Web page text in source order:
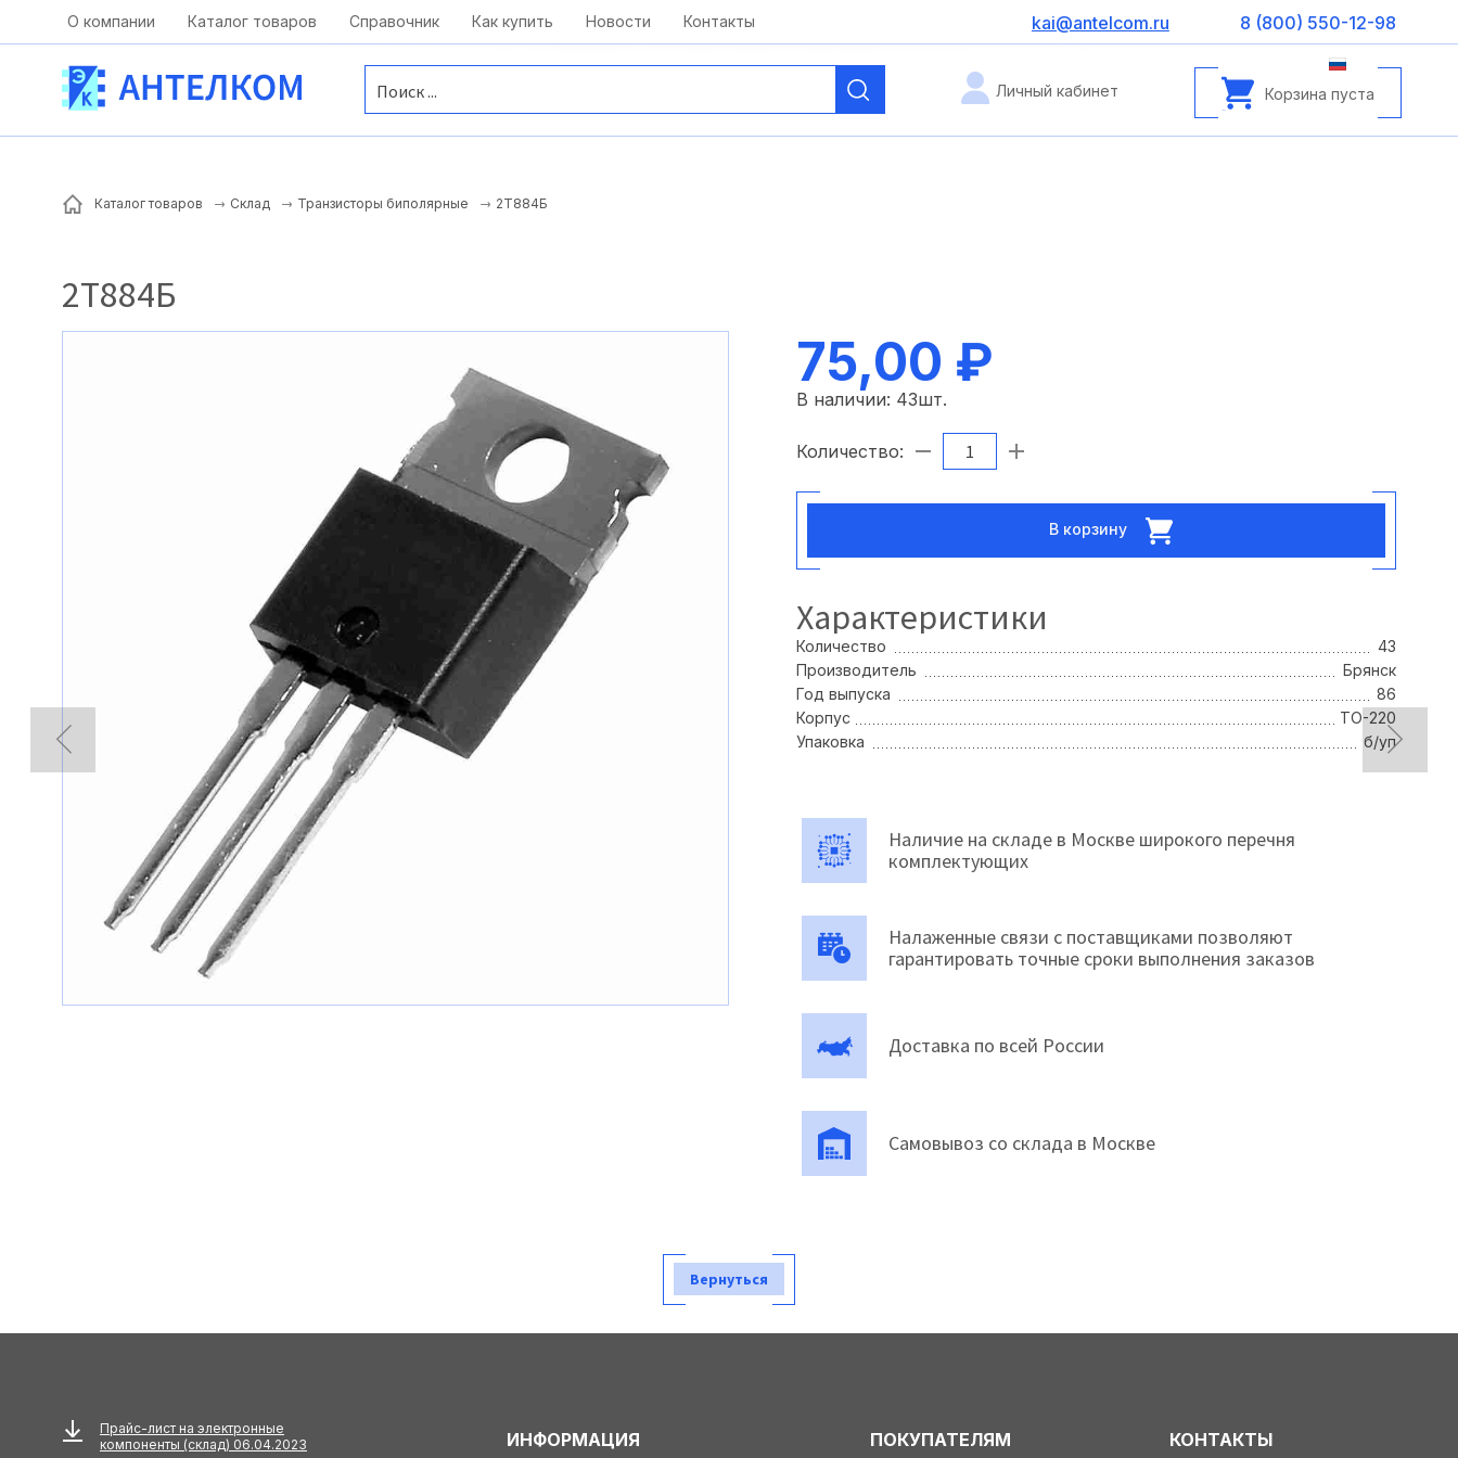
kai@antelcom.ru
Москва, ул. Московская, д.1 офис 1 c 08:00 до 20:00
О компании Каталог товаров Справочник Как купить Новости Контакты 8 (800) 550-12-98
kai@antelcom.ru
Корзина пуста
Личный кабинет
Каталог товаров Склад Транзисторы биполярные 2Т884Б
2Т884Б
75,00 ₽
В наличии: 43шт.
Количество:
В корзину
Характеристики
Количество
43
Производитель
Брянск
Год выпуска
86
Корпус
TO-220
Упаковка
б/уп
Наличие на складе в Москве широкого перечня
комплектующих
Налаженные связи с поставщиками позволяют
гарантировать точные сроки выполнения заказов
Доставка по всей России
Самовывоз со склада в Москве
Вернуться
Прайс-лист на электронные
компоненты (склад) 06.04.2023
ИНФОРМАЦИЯ ПОКУПАТЕЛЯМ КОНТАКТЫ